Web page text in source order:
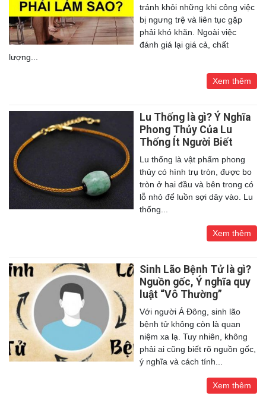
tránh khỏi những khi công việc
bị ngưng trệ và liên tục gặp
phải khó khăn. Ngoài việc
đánh giá lại giá cả, chất
lượng...
Xem thêm
Lu Thống là gì? Ý Nghĩa
Phong Thủy Của Lu
Thống Ít Người Biết
Lu thống là vật phẩm phong
thủy có hình trụ tròn, được bo
tròn ở hai đầu và bên trong có
lỗ nhỏ để luồn sợi dây vào. Lu
thống...
Xem thêm
Sinh Lão Bệnh Tử là gì?
Nguồn gốc, Ý nghĩa quy
luật “Vô Thường”
Với người Á Đông, sinh lão
bệnh tử không còn là quan
niệm xa lạ. Tuy nhiên, không
phải ai cũng biết rõ nguồn gốc,
ý nghĩa và cách tính...
Xem thêm